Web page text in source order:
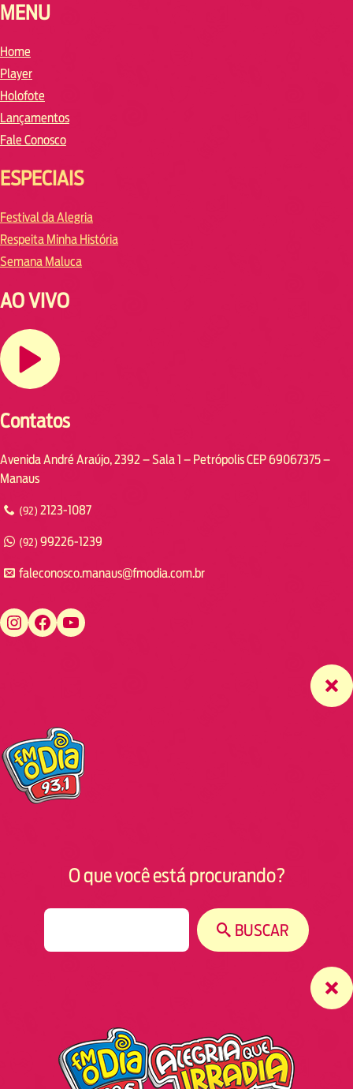
MENU
Home
Player
Holofote
Lançamentos
Fale Conosco
ESPECIAIS
Festival da Alegria
Respeita Minha História
Semana Maluca
AO VIVO
Contatos
Avenida André Araújo, 2392 – Sala 1 – Petrópolis CEP 69067375 –
Manaus
(92) 2123-1087
(92) 99226-1239
faleconosco.manaus@fmodia.com.br
https://www.instagram.com/fmodiamanaus/ https://www.facebook.com/fmodiamanaus https://www.youtube.com/user/radiofmodia
O que você está procurando?
BUSCAR